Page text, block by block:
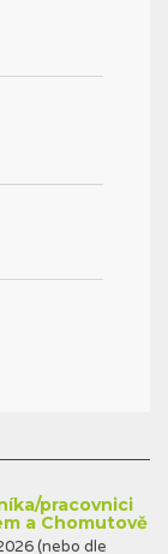
pracovnici
a Chomutově
(nebo dle